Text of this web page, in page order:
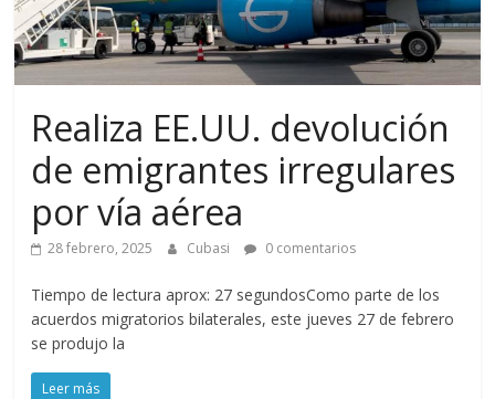
Realiza EE.UU. devolución
de emigrantes irregulares
por vía aérea
28 febrero, 2025 Cubasi 0 comentarios
Tiempo de lectura aprox: 27 segundosComo parte de los
acuerdos migratorios bilaterales, este jueves 27 de febrero
se produjo la
Leer más